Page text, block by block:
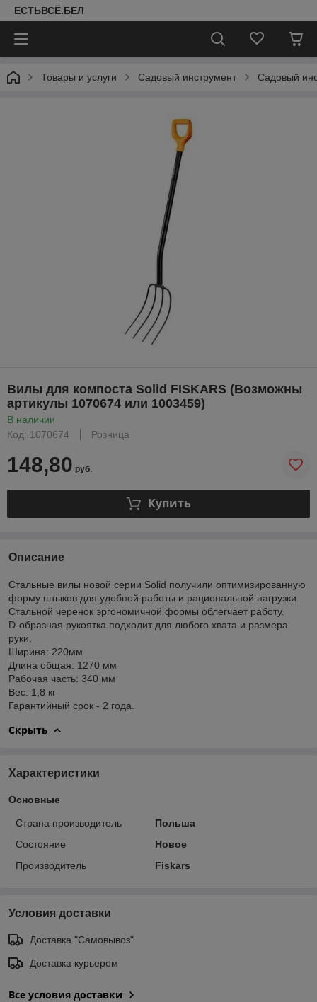
ЕСТЬВСЁ.БЕЛ
Товары и услуги Садовый инструмент Садовый
Вилы для компоста Solid FISKARS (Возможны
артикулы 1070674 или 1003459)
В наличии
Код: 1070674
Розница
148,80 руб.
Купить
Описание
Стальные вилы новой серии Solid получили оптимизированную
форму штыков для удобной работы и рациональной нагрузки.
Стальной черенок эргономичной формы облегчает работу.
D-образная рукоятка подходит для любого хвата и размера
руки.
Ширина: 220мм
Длина общая: 1270 мм
Рабочая часть: 340 мм
Вес: 1,8 кг
Гарантийный срок - 2 года.
Скрыть
Характеристики
Основные
Страна производитель
Польша
Состояние
Новое
Производитель
Fiskars
Условия доставки
Доставка "Самовывоз"
Доставка курьером
Все условия доставки